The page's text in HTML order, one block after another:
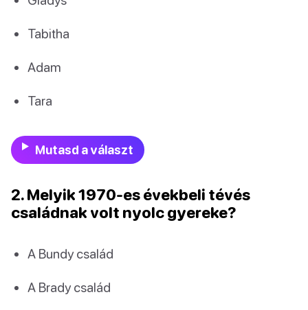
Tabitha
Adam
Tara
Mutasd a választ
2. Melyik 1970-es évekbeli tévés
családnak volt nyolc gyereke?
A Bundy család
A Brady család